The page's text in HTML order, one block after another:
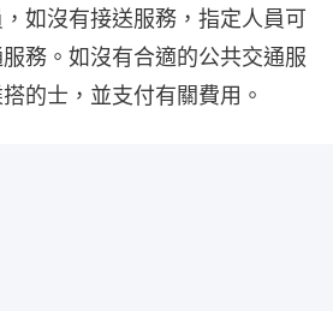
如沒有接送服務，指定人員可
務。如沒有合適的公共交通服
的士，並支付有關費用。